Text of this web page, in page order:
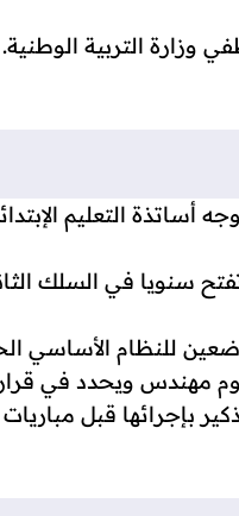
وزارة التربية الوطنية.
أساتذة التعليم
سنويا في السلك
للنظام الأساسي
مهندس ويحدد في قرار
بإجرائها قبل